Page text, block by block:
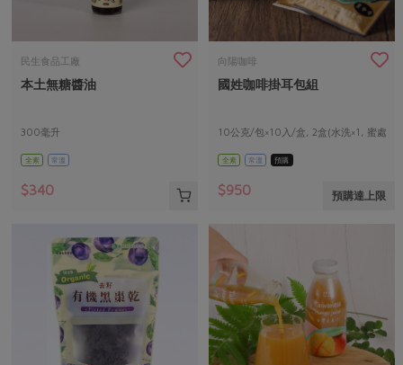
圖書禮品
素食專區
樂齡友善
年菜食譜
高麗菜海鮮煎餅
把最好的台灣味帶回家！
媒體報導
地區活動
活動報下載
民生食品工廠
本土無糖醬油
300毫升
全素 常溫
$340
向陽咖啡
國姓咖啡掛耳包組
10公克/包×10入/盒, 2盒(水洗×1, 蜜處
理×1)/組
全素 常溫 預購
$950 預購達上限